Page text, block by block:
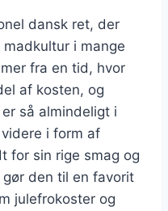
dansk ret, der
i mange
fra en tid, hvor
af kosten, og
så almindeligt i
i form af
for sin rige smag og
den til en favorit
julefrokoster og